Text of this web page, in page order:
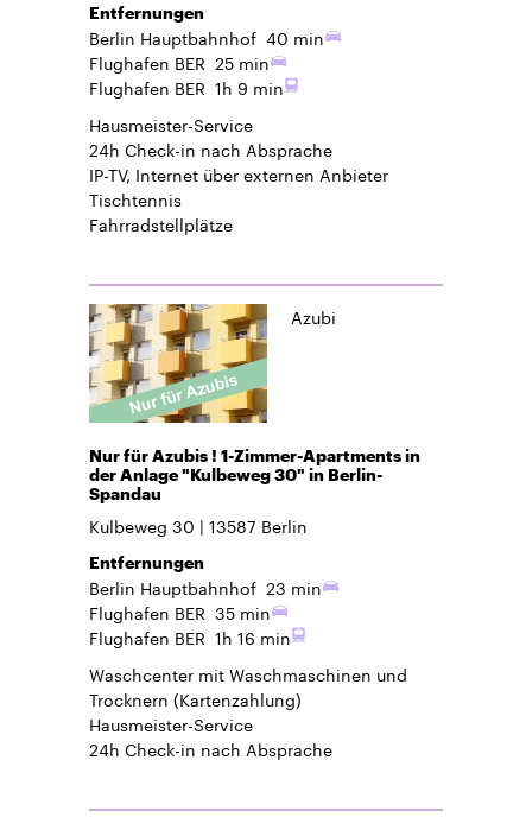
Entfernungen
Berlin Hauptbahnhof 40 min
Flughafen BER 25 min
Flughafen BER 1h 9 min
Hausmeister-Service
24h Check-in nach Absprache
IP-TV, Internet über externen Anbieter
Tischtennis
Fahrradstellplätze
Azubi
Nur für Azubis ! 1-Zimmer-Apartments in
der Anlage "Kulbeweg 30" in Berlin-
Spandau
Kulbeweg 30 13587 Berlin
Entfernungen
Berlin Hauptbahnhof 23 min
Flughafen BER 35 min
Flughafen BER 1h 16 min
Waschcenter mit Waschmaschinen und
Trocknern (Kartenzahlung)
Hausmeister-Service
24h Check-in nach Absprache